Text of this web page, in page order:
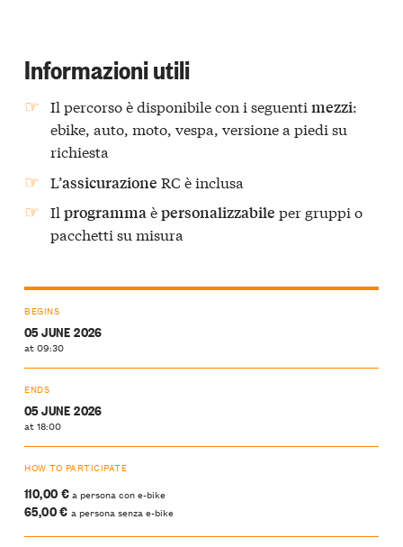
Informazioni utili
Il percorso è disponibile con i seguentimezzi:
ebike, auto, moto, vespa, versione a piedi su
richiesta
L’assicurazione RC è inclusa
Ilprogrammaèpersonalizzabile per gruppi o
pacchetti su misura
BEGINS
05 JUNE 2026
at 09:30
ENDS
05 JUNE 2026
at 18:00
HOW TO PARTICIPATE
110,00 €a persona con e-bike
65,00 € a persona senza e-bike